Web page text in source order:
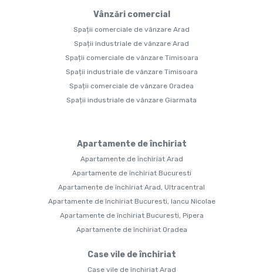
Vânzări comercial
Spații comerciale de vânzare Arad
Spații industriale de vânzare Arad
Spații comerciale de vânzare Timisoara
Spații industriale de vânzare Timisoara
Spații comerciale de vânzare Oradea
Spații industriale de vânzare Giarmata
Apartamente de închiriat
Apartamente de închiriat Arad
Apartamente de închiriat Bucuresti
Apartamente de închiriat Arad, Ultracentral
Apartamente de închiriat Bucuresti, Iancu Nicolae
Apartamente de închiriat Bucuresti, Pipera
Apartamente de închiriat Oradea
Case vile de închiriat
Case vile de închiriat Arad